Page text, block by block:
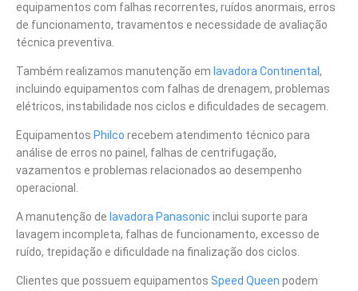
equipamentos com falhas recorrentes, ruídos anormais, erros
de funcionamento, travamentos e necessidade de avaliação
técnica preventiva.
Também realizamos manutenção em lavadora Continental,
incluindo equipamentos com falhas de drenagem, problemas
elétricos, instabilidade nos ciclos e dificuldades de secagem.
Equipamentos Philco recebem atendimento técnico para
análise de erros no painel, falhas de centrifugação,
vazamentos e problemas relacionados ao desempenho
operacional.
A manutenção de lavadora Panasonic inclui suporte para
lavagem incompleta, falhas de funcionamento, excesso de
ruído, trepidação e dificuldade na finalização dos ciclos.
Clientes que possuem equipamentos Speed Queen podem